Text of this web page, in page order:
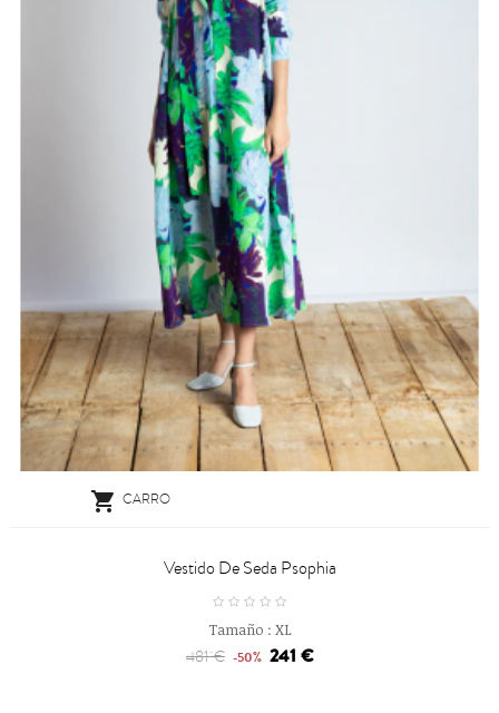
 CARRO
Vestido De Seda Psophia
Tamaño : XL
481 € -50% 241 €